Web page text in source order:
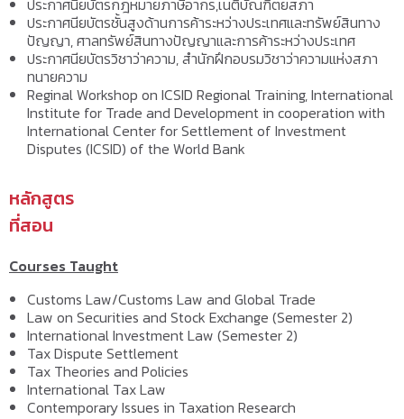
ประกาศนียบัตรกฎหมายภาษีอากร,เนติบัณฑิตยสภา
ประกาศนียบัตรชั้นสูงด้านการค้าระหว่างประเทศและทรัพย์สินทาง
ปัญญา, ศาลทรัพย์สินทางปัญญาและการค้าระหว่างประเทศ
ประกาศนียบัตรวิชาว่าความ, สำนักฝึกอบรมวิชาว่าความแห่งสภา
ทนายความ
Reginal Workshop on ICSID Regional Training, International
Institute for Trade and Development in cooperation with
International Center for Settlement of Investment
Disputes (ICSID) of the World Bank
หลักสูตร
ที่สอน
Courses Taught
Customs Law/Customs Law and Global Trade
Law on Securities and Stock Exchange (Semester 2)
International Investment Law (Semester 2)
Tax Dispute Settlement
Tax Theories and Policies
International Tax Law
Contemporary Issues in Taxation Research